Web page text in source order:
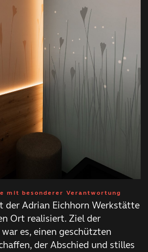
mit besonderer Verantwortung
der Adrian Eichhorn Werkstätte
Ort realisiert. Ziel der
es, einen geschützten
der Abschied und stilles